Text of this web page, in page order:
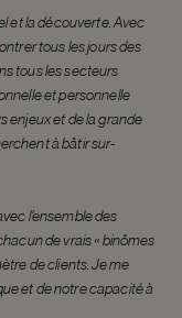
et la découverte. Avec
tous les jours des
tous les secteurs
et personnelle
enjeux et de la grande
à bâtir sur-
l’ensemble des
de vrais « binômes
de clients. Je me
et de notre capacité à